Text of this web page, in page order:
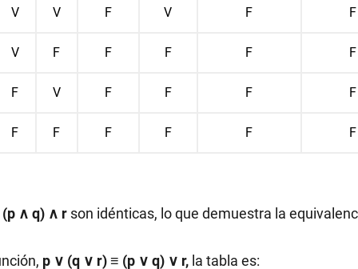
V V F V F F
V F F F F F
F V F F F F
F F F F F F
(p ∧ q) ∧ r son idénticas, lo que demuestra la
p ∨ (q ∨ r) ≡ (p ∨ q) ∨ r, la tabla es: